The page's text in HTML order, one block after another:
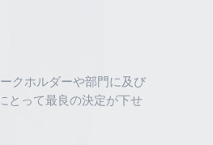
クホルダーや部門に及び
とって最良の決定が下せ